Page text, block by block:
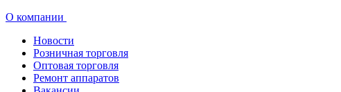
О компании
Новости
Розничная торговля
Оптовая торговля
Ремонт аппаратов